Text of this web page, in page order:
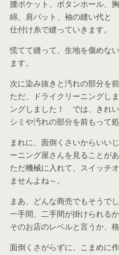
腰ポケット、ボタンホール、
綿、肩パット、袖の縫い代と
仕付け糸で縫っていきます。
慌てて縫って、生地を傷めな
ます。
次に染み抜きと汚れの部分を
ただ、ドライクリーニングし
ングしました！ では、きれい
シミや汚れの部分を前もって
まれに、面倒くさいからいい
ーニング屋さんを見ることがあ
ただ機械に入れて、スイッチ
ませんよね～。
まあ、どんな商売でもそうで
一手間、二手間が掛けられるか
そのお店のレベルと言うか、
面倒くさがらずに、こまめに